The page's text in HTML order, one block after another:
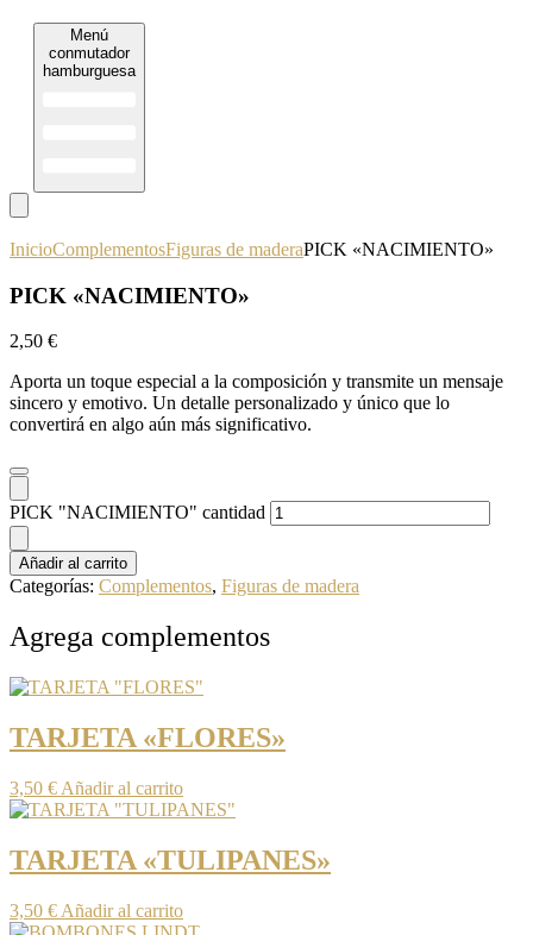
Menú
conmutador
hamburguesa
InicioComplementosFiguras de maderaPICK «NACIMIENTO»
PICK «NACIMIENTO»
2,50 €
Aporta un toque especial a la composición y transmite un mensaje
sincero y emotivo. Un detalle personalizado y único que lo
convertirá en algo aún más significativo.
PICK "NACIMIENTO" cantidad
Añadir al carrito
Categorías: Complementos, Figuras de madera
Agrega complementos
TARJETA «FLORES»
3,50 € Añadir al carrito
TARJETA «TULIPANES»
3,50 € Añadir al carrito